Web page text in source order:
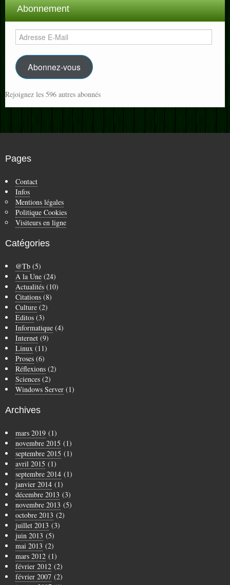
Abonnement
Adresse
E-
Mail
Abonnez-vous
Rejoignez les 596 autres abonnés
Pages
Contact
Infos
Mentions légales
Politique Cookies
Visiteurs en ligne
Catégories
@Tb (5)
A la Une (24)
Actualités (10)
Citations (8)
Culture (2)
Editos (3)
Informatique (4)
Internet (9)
Linux (11)
Proses (6)
Réflexions (2)
Sciences (2)
Windows Server (1)
Archives
mars 2019 (1)
novembre 2015 (1)
septembre 2015 (1)
avril 2015 (1)
septembre 2014 (1)
janvier 2014 (1)
décembre 2013 (3)
novembre 2013 (5)
octobre 2013 (2)
juillet 2013 (3)
juin 2013 (5)
mai 2013 (2)
mars 2012 (1)
février 2012 (2)
février 2007 (2)